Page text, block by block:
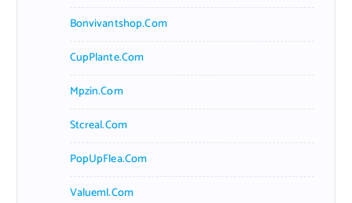
Bonvivantshop.com
CupPlante.com
Mpzin.com
Stcreal.com
PopUpFlea.com
Valueml.com